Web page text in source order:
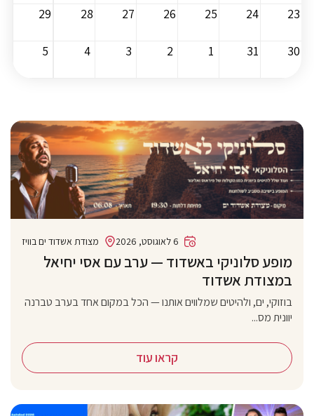
23
24
25
26
27
28
29
30
31
1
2
3
4
5
מצודת אשדוד ים בוויז 6 לאוגוסט, 2026
מופע סלוניקי באשדוד — ערב עם אסי יחיאל
במצודת אשדוד
בוזוקי, ים, ולהיטים שמלווים אותנו — הכל במקום אחד בערב טברנה
יוונית מס...
קראו עוד